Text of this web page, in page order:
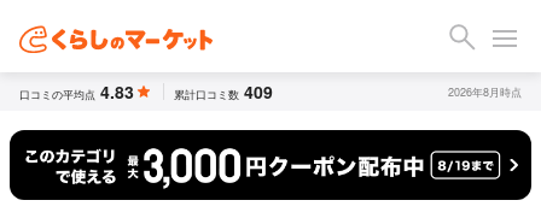
口コミの平均点 4.83 累計口コミ数 409 2026年8月時点